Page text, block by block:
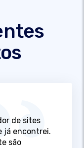
de sites
já encontrei.
são